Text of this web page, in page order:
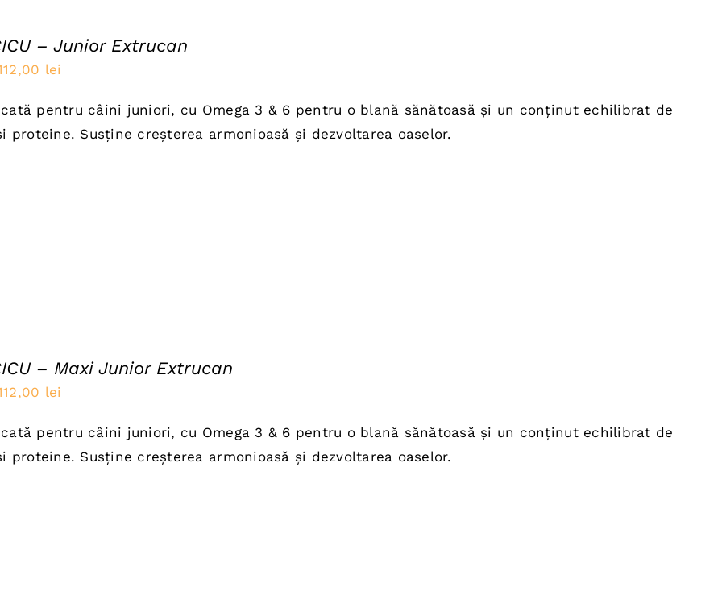
– Junior Extrucan
lei
este:
112,00 lei.
pentru câini juniori, cu Omega 3 & 6 pentru o blană sănătoasă și un conținut echilibrat de
proteine. Susține creșterea armonioasă și dezvoltarea oaselor.
– Maxi Junior Extrucan
lei
este:
112,00 lei.
pentru câini juniori, cu Omega 3 & 6 pentru o blană sănătoasă și un conținut echilibrat de
proteine. Susține creșterea armonioasă și dezvoltarea oaselor.